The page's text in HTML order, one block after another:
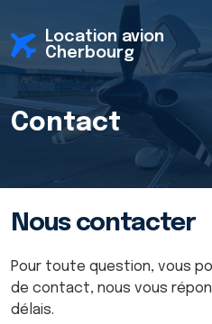
Location avion
Cherbourg
Contact
Nous contacter
Pour toute question, vous
de contact, nous vous
délais.